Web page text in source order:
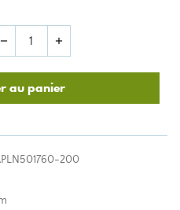
remove add
au panier
200